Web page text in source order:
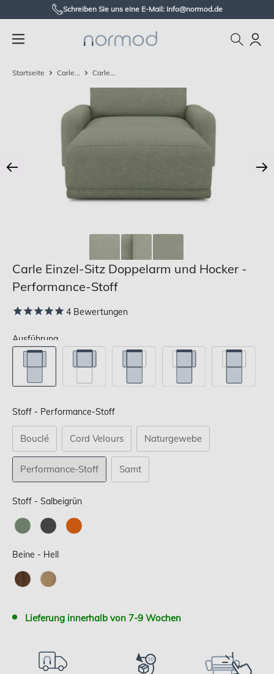
springen
Schreiben Sie uns eine E-Mail: info@normod.de
Normod
Startseite Carle... Carle...
Carle Einzel-Sitz Doppelarm und Hocker -
Performance-Stoff
4 Bewertungen
Ausführung
Stoff - Performance-StoffStoff
Bouclé Cord Velours Naturgewebe
Performance-Stoff Samt
Stoff
Stoff - Salbeigrün
Beine - Hell Beine
Lieferung innerhalb von 7-9 Wochen